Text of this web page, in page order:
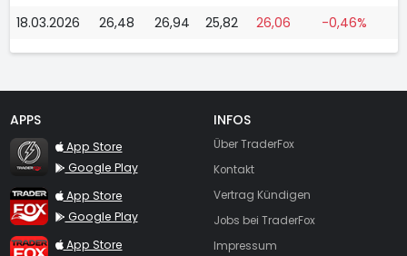
18.03.2026
26,48 26,94 25,82 26,06 -0,46%
APPS
TraderFox Flash
App Store
Google Play
TraderFox App
App Store
Google Play
TraderFox Pro
App Store
INFOS
Über TraderFox
Kontakt
Vertrag Kündigen
Jobs bei TraderFox
Impressum